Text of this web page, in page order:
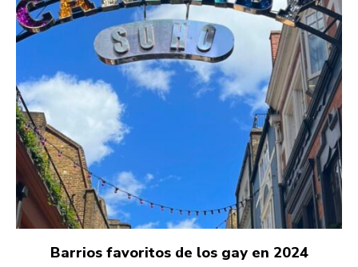
Barrios favoritos de los gay en 2024